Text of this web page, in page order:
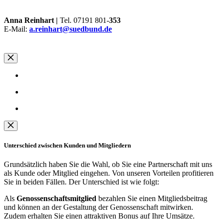
Anna Reinhart | Tel. 07191 801-353
E-Mail: a.reinhart@suedbund.de
Unterschied zwischen Kunden und Mitgliedern
Grundsätzlich haben Sie die Wahl, ob Sie eine Partnerschaft mit uns
als Kunde oder Mitglied eingehen. Von unseren Vorteilen profitieren
Sie in beiden Fällen. Der Unterschied ist wie folgt:
Als Genossenschaftsmitglied bezahlen Sie einen Mitgliedsbeitrag
und können an der Gestaltung der Genossenschaft mitwirken.
Zudem erhalten Sie einen attraktiven Bonus auf Ihre Umsätze.